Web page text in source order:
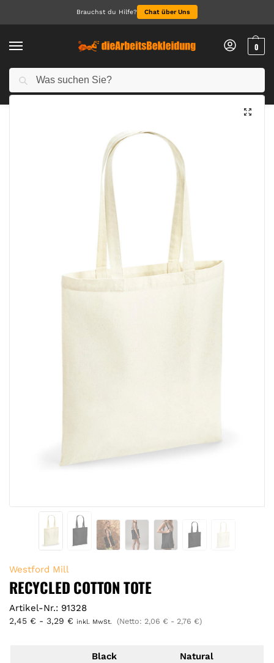
Brauchst du Hilfe? Chat über Uns
0
Start Accessoires / Taschen & Accessoires
Westford Mill
RECYCLED COTTON TOTE
Artikel-Nr.: 91328
2,45 € - 3,29 € inkl. MwSt. (Netto: 2,06 € - 2,76 €)
Black Natural